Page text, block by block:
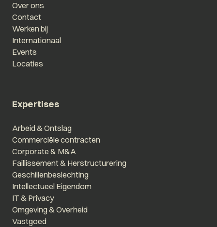
Over ons
Contact
Werken bij
Internationaal
Events
Locaties
Expertises
Arbeid & Ontslag
Commerciële contracten
Corporate & M&A
Faillissement & Herstructurering
Geschillenbeslechting
Intellectueel Eigendom
IT & Privacy
Omgeving & Overheid
Vastgoed